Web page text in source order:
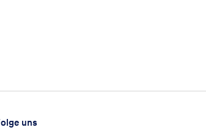
uns